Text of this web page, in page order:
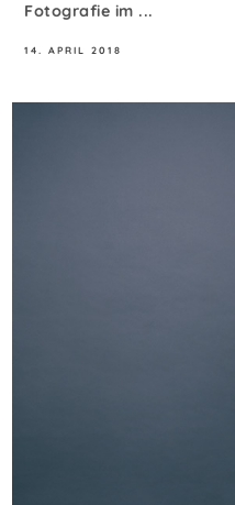
Fotografie im ...
14. APRIL 2018